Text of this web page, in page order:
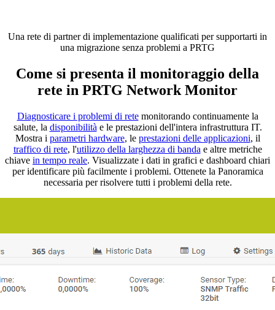
Una rete di partner di implementazione qualificati per supportarti in
una migrazione senza problemi a PRTG
Come si presenta il monitoraggio della
rete in PRTG Network Monitor
Diagnosticare i problemi di retemonitorando continuamente la
salute, la disponibilità e le prestazioni dell'intera infrastruttura IT.
Mostra i parametri hardware, le prestazioni delle applicazioni, il
traffico di rete, l'utilizzo della larghezza di banda e altre metriche
chiave in tempo reale. Visualizzate i dati in grafici e dashboard chiari
per identificare più facilmente i problemi. Ottenete la Panoramica
necessaria per risolvere tutti i problemi della rete.